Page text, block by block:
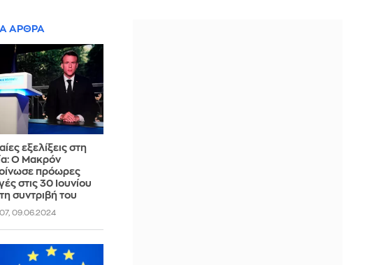
ΑΡΘΡΑ
εξελίξεις στη
Ο Μακρόν
πρόωρες
στις 30 Ιουνίου
συντριβή του
09.06.2024